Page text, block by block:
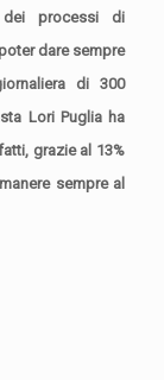
processi di
dare sempre
di 300
Lori Puglia ha
grazie al 13%
sempre al